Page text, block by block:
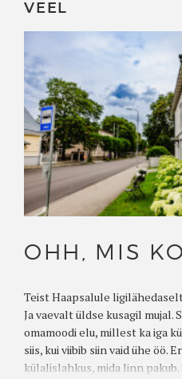
VEEL
OHH, MIS
Teist Haapsalule
Ja vaevalt üldse kusagil
omamoodi elu, millest ka iga
siis, kui viibib siin vaid ühe öö.
külalislahkus, mida linn